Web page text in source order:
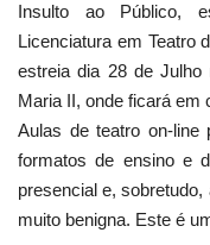
Lazer
Ambiente
Insulto ao Público,
Licenciatura em Teatro
estreia dia 28 de Julho
Maria II, onde ficará em
Aulas de teatro on-line
formatos de ensino e
presencial e,
muito benigna. Este é